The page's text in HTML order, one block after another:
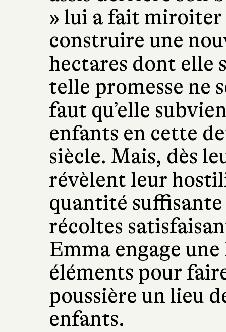
» lui a fait miroiter
construire une
hectares dont elle
telle promesse ne
faut qu’elle
enfants en cette
siècle. Mais, dès
révèlent leur
quantité
récoltes
Emma engage
éléments pour
poussière un lieu
enfants.